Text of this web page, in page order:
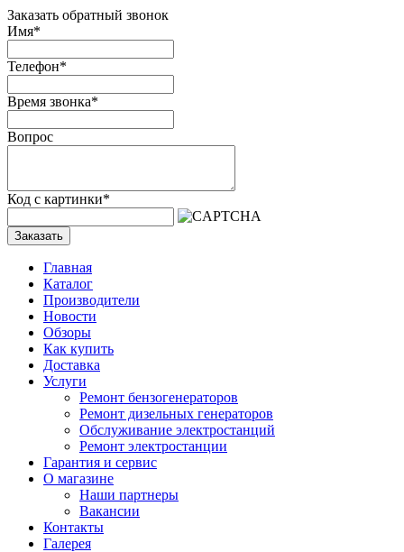
Заказать обратный звонок
Имя*
Телефон*
Время звонка*
Вопрос
Код с картинки*
Заказать
Главная
Каталог
Производители
Новости
Обзоры
Как купить
Доставка
Услуги
Ремонт бензогенераторов
Ремонт дизельных генераторов
Обслуживание электростанций
Ремонт электростанции
Гарантия и сервис
О магазине
Наши партнеры
Вакансии
Контакты
Галерея